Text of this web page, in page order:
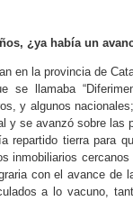
¿ya había un
en la provincia de
se llamaba
y algunos
y se avanzó sobre las
repartido tierra para
inmobiliarios
con el avance de
a lo vacuno,